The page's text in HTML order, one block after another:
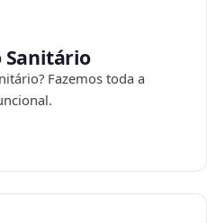
Sanitário
Fazemos toda a